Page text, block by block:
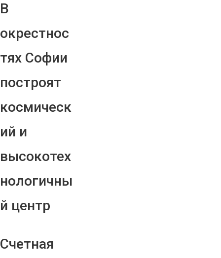
В
окрестнос
тях Софии
построят
космическ
ий и
высокотех
нологичны
й центр
Счетная